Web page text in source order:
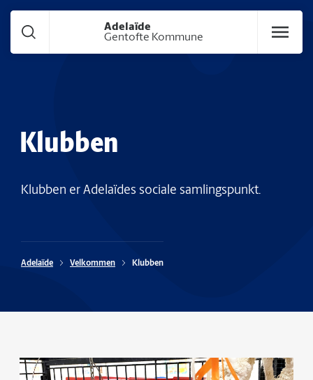
Adelaïde
Gentofte Kommune
Klubben
Klubben er Adelaïdes sociale samlingspunkt.
Adelaïde Velkommen Klubben